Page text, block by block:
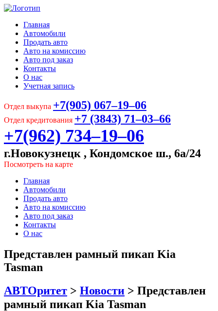
Главная
Автомобили
Продать авто
Авто на комиссию
Авто под заказ
Контакты
О нас
Учетная запись
Отдел выкупа +7(905) 067‒19‒06
Отдел кредитования +7 (3843) 71‒03‒66
+7(962) 734‒19‒06
г.Новокузнецк , Кондомское ш., 6а/24
Посмотреть на карте
Главная
Автомобили
Продать авто
Авто на комиссию
Авто под заказ
Контакты
О нас
Представлен рамный пикап Kia
Tasman
АВТОритет > Новости > Представлен
рамный пикап Kia Tasman